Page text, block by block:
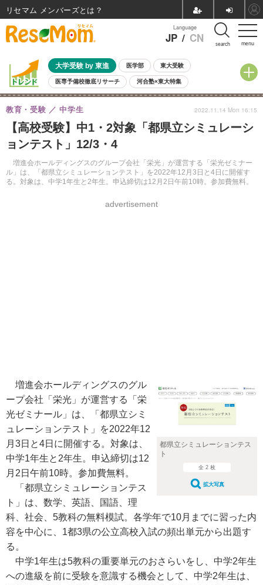
menu
Language
JP / CN search
大学受験 by 東進 医学部 東大受験
医専予備校徹底リサーチ 河合塾×東大特集
親子で考える大学選び 高校受験 中学受験 小学校受験
共通テスト 夏休み
8月開催イベント・WS 全国公立高校 過去問 人気記事
自由研究教材（小学生向け） 自由研究教材（中学生向け）
【高校受験】中1・2対象「都県立シミュレーシ
ョンテスト」12/3・4
増進会ホールディングスのグループ会社「栄光」が運営する「栄光ゼミナー
ル」は、「都県立シミュレーションテスト」を2022年12月3日と4日に開催す
る。対象は、中学1年生と2年生。申込締切は12月2日午前10時。参加費無料。
教育・受験 中学生
advertisement
2022.11.14 Mon 16:15
都県立シミュレーションテス
ト
全 2 枚
拡大写真
増進会ホールディングスのグル
ープ会社「栄光」が運営する「栄
光ゼミナール」は、「都県立シミ
ュレーションテスト」を2022年12
月3日と4日に開催する。対象は、
中学1年生と2年生。申込締切は12
月2日午前10時。参加費無料。
「都県立シミュレーションテス
ト」は、数学、英語、国語、理
科、社会、5教科の無料模試。各学年で10月までに習った内
容を中心に、1都3県の公立高校入試の頻出単元から出題す
る。
中学1年生は5教科の重要単元のおさらいをし、中学2年生
への進級を前に受験を意識する機会として、中学2年生は、
リセマム メンバーズ